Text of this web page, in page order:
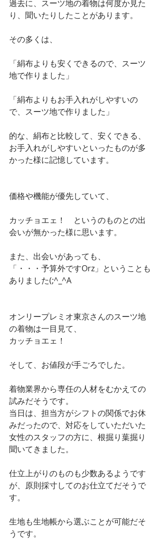
過去に、スーツ地の着物は何度か見た
り、聞いたりしたことがあります。
その多くは、
「絹布よりも安くできるので、スーツ
地で作りました」
「絹布よりもお手入れがしやすいの
で、スーツ地で作りました」
的な、絹布と比較して、安くできる、
お手入れがしやすいといったものが多
かった様に記憶しています。
価格や機能が優先していて、
カッチョエェ！　というのものとの出
会いが無かった様に思います。
また、出会いがあっても、
「・・・予算外ですOrz」ということも
ありました(;^_^A
オンリープレミオ東京さんのスーツ地
の着物は一目見て、
カッチョエェ！
そして、お値段が手ごろでした。
着物業界から専任の人材をむかえての
試みだそうです。
当日は、担当方がシフトの関係でお休
みだったので、対応をしていただいた
女性のスタッフの方に、根掘り葉掘り
聞いてきました。
仕立上がりのものも少数あるようです
が、原則採寸してのお仕立てだそうで
す。
生地も生地帳から選ぶことが可能だそ
うです。